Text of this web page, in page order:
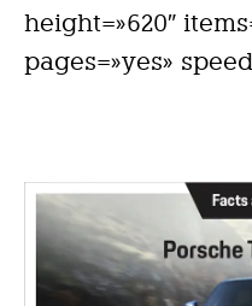
height=»620″
pages=»yes»